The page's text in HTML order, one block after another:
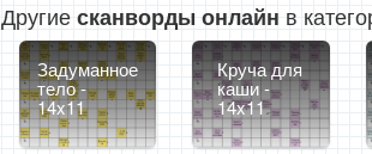
Другиесканворды онлайн в
Задуманное
тело -
14x11
Круча для
каши -
14x11